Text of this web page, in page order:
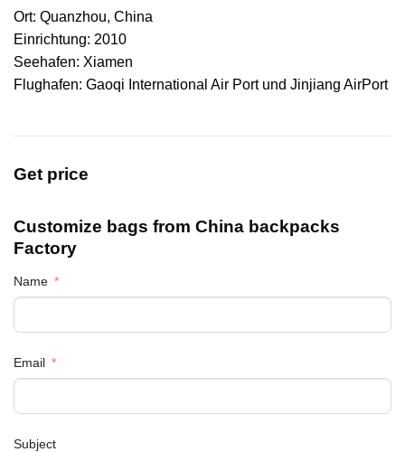
Ort: Quanzhou, China
Einrichtung: 2010
Seehafen: Xiamen
Flughafen: Gaoqi International Air Port und Jinjiang AirPort
Get price
Customize bags from China backpacks
Factory
Name
Email
Subject